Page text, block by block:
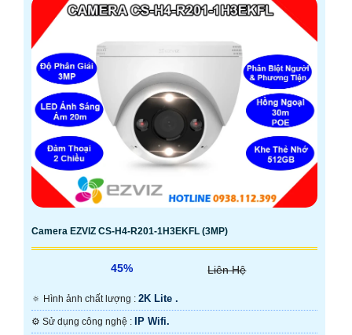
Camera EZVIZ CS-H4-R201-1H3EKFL (3MP)
45% Liên Hệ
🔅 Hình ảnh chất lượng : 2K Lite .
⚙ Sử dụng công nghệ : IP Wifi.